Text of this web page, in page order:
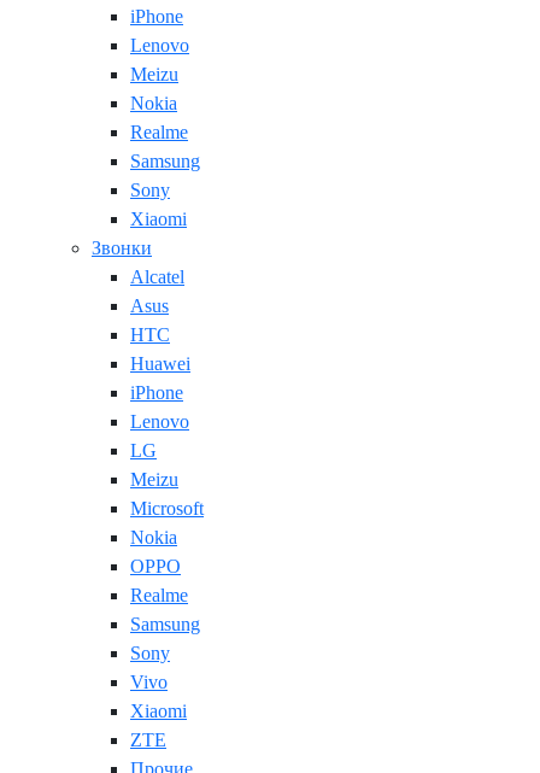
iPhone
Lenovo
Meizu
Nokia
Realme
Samsung
Sony
Xiaomi
Звонки
Alcatel
Asus
HTC
Huawei
iPhone
Lenovo
LG
Meizu
Microsoft
Nokia
OPPO
Realme
Samsung
Sony
Vivo
Xiaomi
ZTE